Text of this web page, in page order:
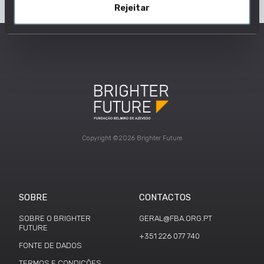
Rejeitar
Copyright ©2026 Brighter Future
SOBRE
SOBRE O BRIGHTER
FUTURE
FONTE DE DADOS
CONTACTOS
GERAL@FBA.ORG.PT
+351 226 077 740